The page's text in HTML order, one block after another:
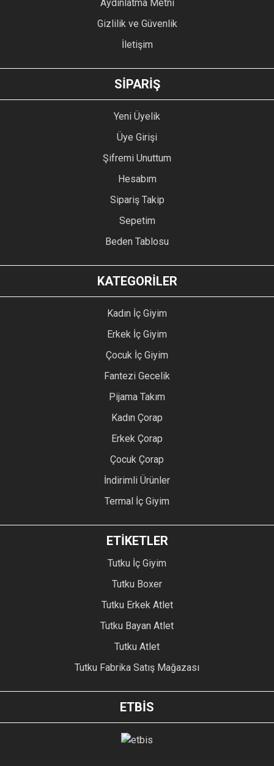
GÖNDER
Aydınlatma Metni
Gizlilik ve Güvenlik
İletişim
SİPARİŞ
Yeni Üyelik
Üye Girişi
Şifremi Unuttum
Hesabım
Sipariş Takip
Sepetim
Beden Tablosu
KATEGORİLER
Kadın İç Giyim
Erkek İç Giyim
Çocuk İç Giyim
Fantezi Gecelik
Pijama Takım
Kadın Çorap
Erkek Çorap
Çocuk Çorap
İndirimli Ürünler
Termal İç Giyim
ETİKETLER
Tutku İç Giyim
Tutku Boxer
Tutku Erkek Atlet
Tutku Bayan Atlet
Tutku Atlet
Tutku Fabrika Satış Mağazası
ETBİS